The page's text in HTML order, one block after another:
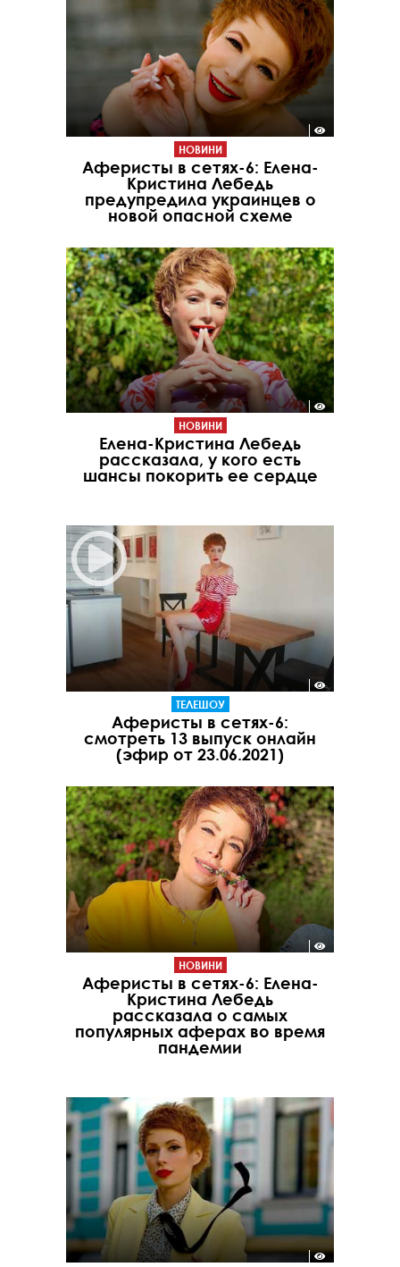
НОВИНИ
Аферисты в сетях-6: Елена-
Кристина Лебедь
предупредила украинцев о
новой опасной схеме
НОВИНИ
Елена-Кристина Лебедь
рассказала, у кого есть
шансы покорить ее сердце
ТЕЛЕШОУ
Аферисты в сетях-6:
смотреть 13 выпуск онлайн
(эфир от 23.06.2021)
НОВИНИ
Аферисты в сетях-6: Елена-
Кристина Лебедь
рассказала о самых
популярных аферах во время
пандемии